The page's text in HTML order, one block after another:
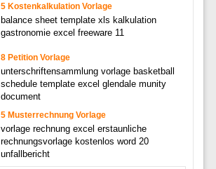
5 Kostenkalkulation Vorlage
balance sheet template xls kalkulation
gastronomie excel freeware 11
8 Petition Vorlage
unterschriftensammlung vorlage basketball
schedule template excel glendale munity
document
5 Musterrechnung Vorlage
vorlage rechnung excel erstaunliche
rechnungsvorlage kostenlos word 20
unfallbericht